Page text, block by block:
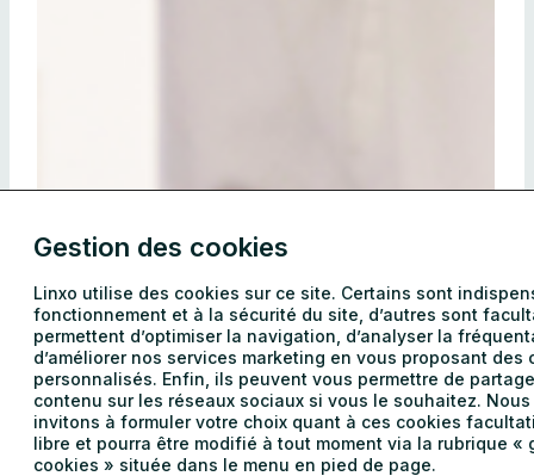
Gestion des cookies
Linxo utilise des cookies sur ce site. Certains sont
fonctionnement et à la sécurité du site, d’autres sont
permettent d’optimiser la navigation, d’analyser la
d’améliorer nos services marketing en vous proposant des
personnalisés. Enfin, ils peuvent vous permettre de
contenu sur les réseaux sociaux si vous le souhaitez.
invitons à formuler votre choix quant à ces cookies
libre et pourra être modifié à tout moment via la rubrique «
cookies » située dans le menu en pied de page.